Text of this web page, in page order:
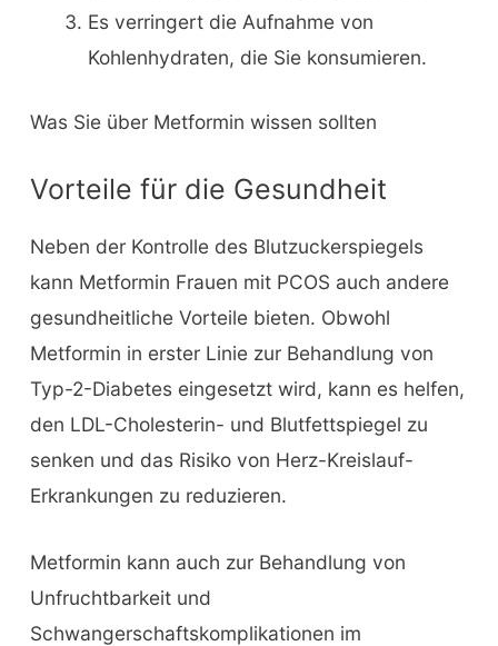
Es verringert die Aufnahme von
Kohlenhydraten, die Sie konsumieren.
Was Sie über Metformin wissen sollten
Vorteile für die Gesundheit
Neben der Kontrolle des Blutzuckerspiegels
kann Metformin Frauen mit PCOS auch andere
gesundheitliche Vorteile bieten. Obwohl
Metformin in erster Linie zur Behandlung von
Typ-2-Diabetes eingesetzt wird, kann es helfen,
den LDL-Cholesterin- und Blutfettspiegel zu
senken und das Risiko von Herz-Kreislauf-
Erkrankungen zu reduzieren.
Metformin kann auch zur Behandlung von
Unfruchtbarkeit und
Schwangerschaftskomplikationen im